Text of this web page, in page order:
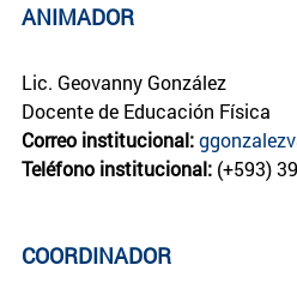
ANIMADOR
Lic. Geovanny González
Docente de Educación Física
Correo institucional:
Teléfono institucional: (+593)
COORDINADOR